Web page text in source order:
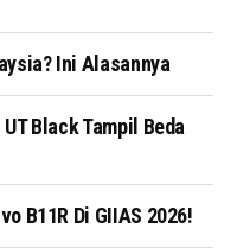
Ini Alasannya
Black Tampil Beda
B11R Di GIIAS 2026!